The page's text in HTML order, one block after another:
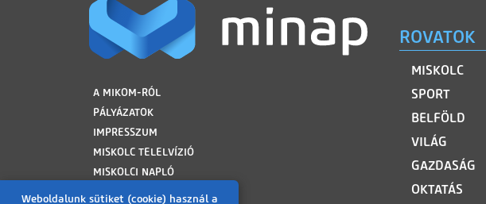
Weboldalunk sütiket (cookie) használ a
LÁBLÉC
A MIKOM-RÓL
PÁLYÁZATOK
IMPRESSZUM
MISKOLC TELELVÍZIÓ
MISKOLCI NAPLÓ
MINAP ARCHÍVUM
ROVATOK
MISKOLC
SPORT
BELFÖLD
VILÁG
GAZDASÁG
OKTATÁS